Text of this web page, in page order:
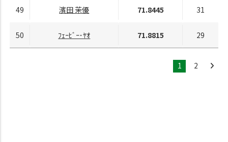
49 濱田 茉優 71.8445 31
50 ﾌｪｰﾋﾞｰ･ﾔｵ 71.8815 29
1 2